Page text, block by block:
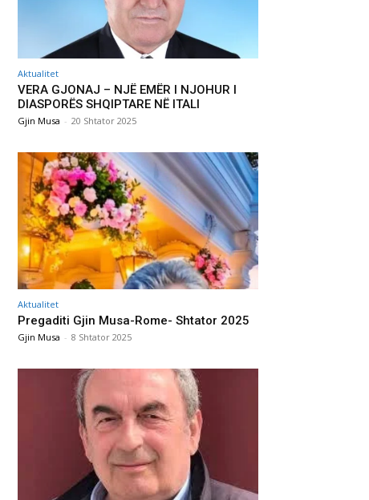
Aktualitet
VERA GJONAJ – NJË EMËR I NJOHUR I
DIASPORËS SHQIPTARE NË ITALI
Gjin Musa - 20 Shtator 2025
Aktualitet
Pregaditi Gjin Musa-Rome- Shtator 2025
Gjin Musa - 8 Shtator 2025